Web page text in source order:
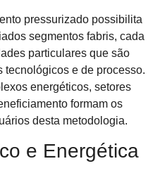
pressurizado possibilita
segmentos fabris, cada
particulares que são
tecnológicos e de processo.
energéticos, setores
formam os
desta metodologia.
e Energética